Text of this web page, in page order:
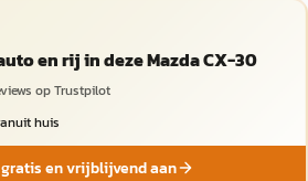
en rij in deze Mazda CX-30
op Trustpilot
huis
en vrijblijvend aan